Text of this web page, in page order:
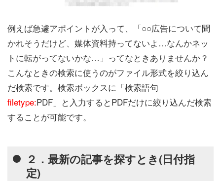
例えば急遽アポイントが入って、「○○広告について聞
かれそうだけど、媒体資料持ってないよ…なんかネッ
トに転がってないかな…」ってなときありませんか？
こんなときの検索に使うのがファイル形式を絞り込ん
だ検索です。検索ボックスに「検索語句
filetype:PDF」と入力するとPDFだけに絞り込んだ検索
することが可能です。
２．最新の記事を探すとき(日付指
定)